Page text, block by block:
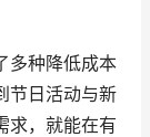
多种降低成本
节日活动与新
求，就能在有